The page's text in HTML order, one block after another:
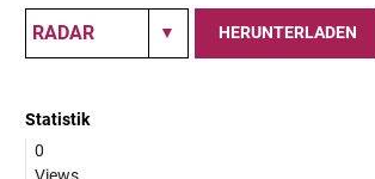
HERUNTERLADEN
Statistik
0
Views